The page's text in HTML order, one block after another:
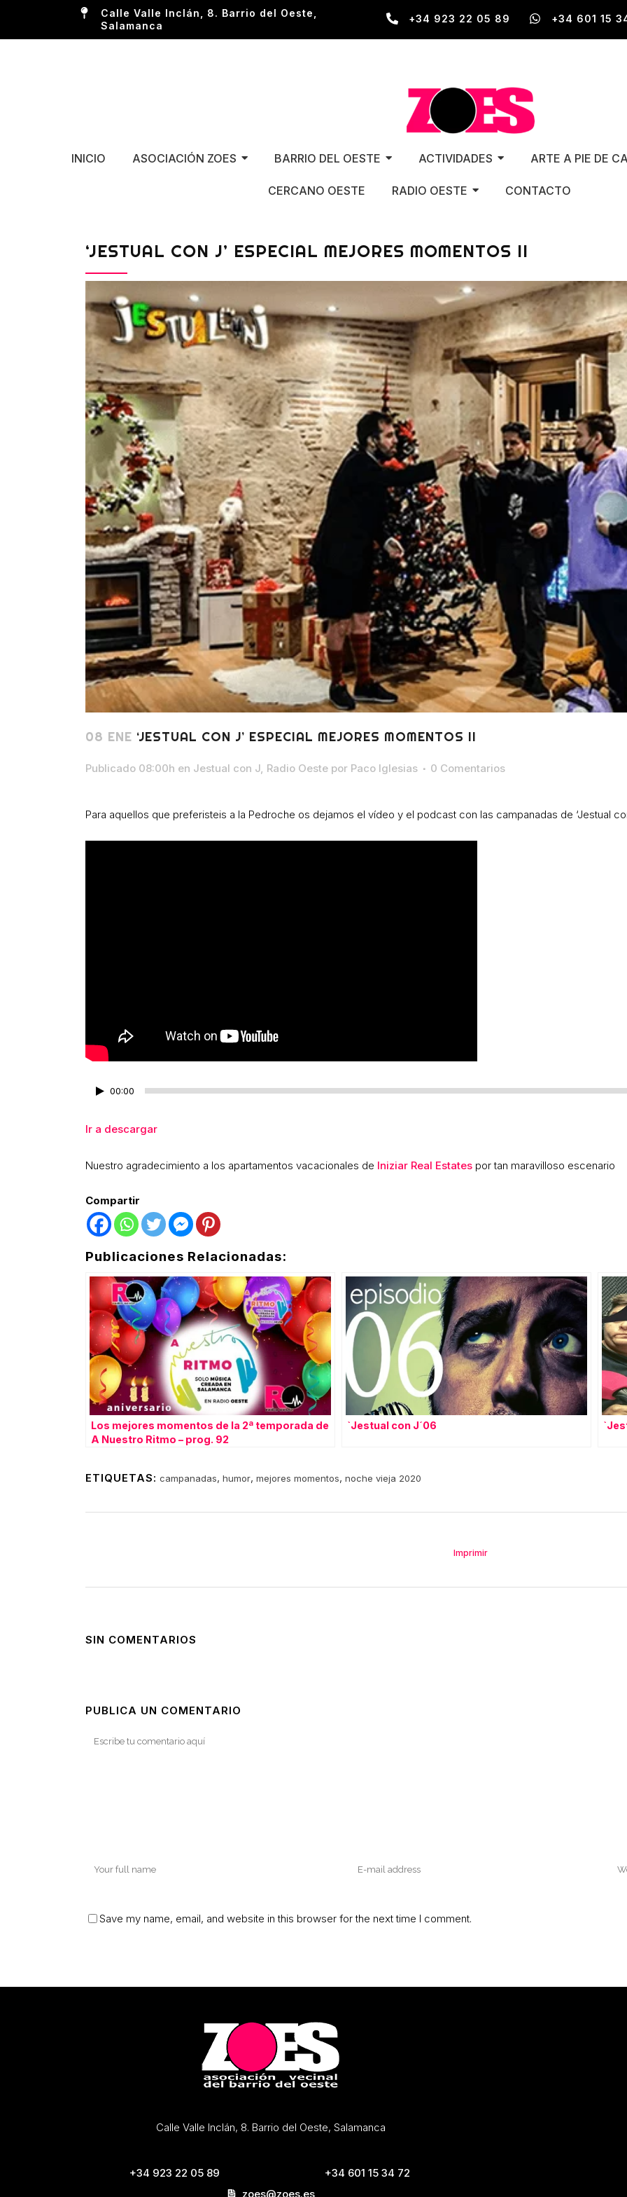
Calle Valle Inclán, 8. Barrio del Oeste,
Salamanca
+34 923 22 05 89 +34 601 15
INICIO ASOCIACIÓN ZOES BARRIO DEL OESTE ACTIVIDADES ARTE A PIE DE
CERCANO OESTE RADIO OESTE CONTACTO
‘JESTUAL CON J’ ESPECIAL MEJORES MOMENTOS II
08 ENE ‘JESTUAL CON J’ ESPECIAL MEJORES MOMENTOS II
Publicado 08:00h en Jestual con J Radio Oeste por Paco Iglesias 0 Comentarios
Para aquellos que preferisteis a la Pedroche os dejamos el vídeo y el podcast con las campanadas de ‘Jestual
Reproductor
audio
00:00
Ir a descargar
Nuestro agradecimiento a los apartamentos vacacionales de Iniziar Real Estates por tan maravilloso escenario
Compartir
Publicaciones Relacionadas:
Los mejores momentos de la 2ª temporada de
A Nuestro Ritmo – prog. 92
`Jestual con J´06
ETIQUETAS: campanadas, humor, mejores momentos, noche vieja 2020
Imprimir
SIN COMENTARIOS
PUBLICA UN COMENTARIO
Save my name, email, and website in this browser for the next time I comment.
Calle Valle Inclán, 8. Barrio del Oeste, Salamanca
+34 923 22 05 89
+34 601 15 34 72
zoes@zoes.es